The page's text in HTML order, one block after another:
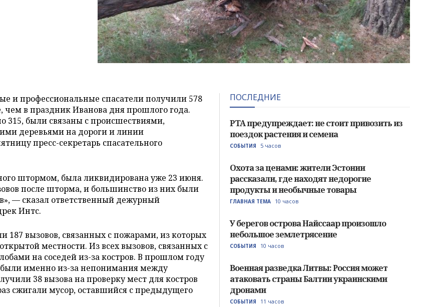
и профессиональные спасатели получили 578
чем в праздник Иванова дня прошлого года.
315, были связаны с происшествиями,
деревьями на дороги и линии
пресс-секретарь спасательного
штормом, была ликвидирована уже 23 июня.
после шторма, и большинство из них были
— сказал ответственный дежурный
Интс.
187 вызовов, связанных с пожарами, из которых
местности. Из всех вызовов, связанных с
на соседей из-за костров. В прошлом году
именно из-за непонимания между
38 вызова на проверку мест для костров
сжигали мусор, оставшийся с предыдущего
ПОСЛЕДНИЕ
PTA предупреждает: не стоит привозить из
поездок растения и семена
СОБЫТИЯ 5 часов
Охота за ценами: жители Эстонии
рассказали, где находят недорогие
продукты и необычные товары
ГЛАВНАЯ ТЕМА 10 часов
У берегов острова Найссаар произошло
небольшое землетрясение
СОБЫТИЯ 10 часов
Военная разведка Литвы: Россия может
атаковать страны Балтии украинскими
дронами
СОБЫТИЯ 11 часов